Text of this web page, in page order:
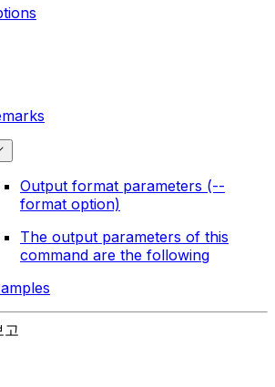
Output format parameters (--
format option)
The output parameters of this
command are the following